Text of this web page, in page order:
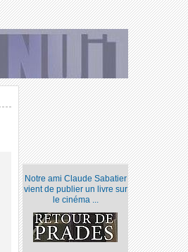
Notre ami Claude Sabatier
vient de publier un livre sur
le cinéma ...